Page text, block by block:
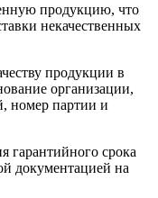
продукцию, что
некачественных
продукции в
организации,
номер партии и
гарантийного срока
документацией на